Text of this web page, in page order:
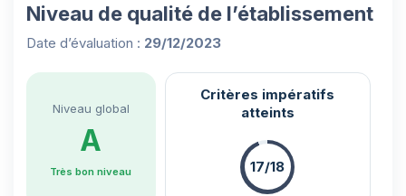
Niveau de qualité de l’établissement
Date d’évaluation : 29/12/2023
Niveau global
A
Très bon niveau
Critères impératifs
atteints
17/18